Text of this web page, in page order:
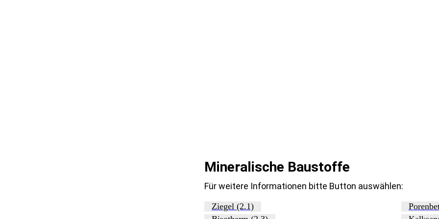
Mineralische Baustoffe
Für weitere Informationen bitte Button auswählen:
Ziegel (2.1)